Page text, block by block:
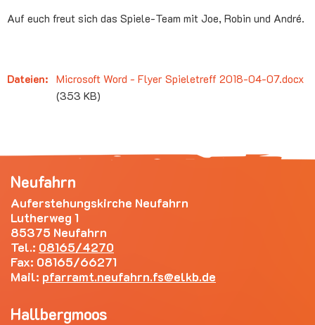
Auf euch freut sich das Spiele-Team mit Joe, Robin und André.
Dateien: Microsoft Word - Flyer Spieletreff 2018-04-07.docx
(353 KB)
Neufahrn
Auferstehungskirche Neufahrn
Lutherweg 1
85375 Neufahrn
Tel.: 08165/4270
Fax: 08165/66271
Mail: pfarramt.neufahrn.fs elkb.de
Hallbergmoos